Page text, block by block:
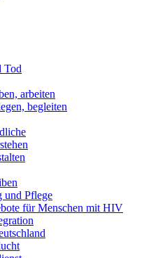
Tod
arbeiten
begleiten
und Pflege
für Menschen mit HIV